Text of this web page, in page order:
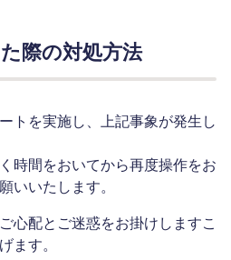
際の対処方法
トを実施し、上記事象が発生し
時間をおいてから再度操作をお
いいたします。
心配とご迷惑をお掛けしますこ
ます。